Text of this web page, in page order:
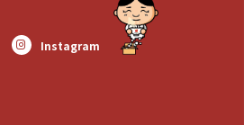
Instagram